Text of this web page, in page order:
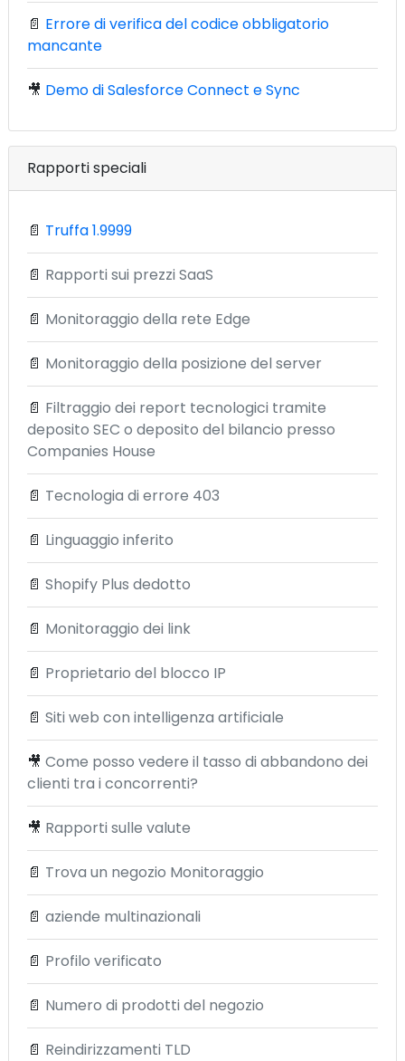
📄 Errore di verifica del codice obbligatorio
mancante
🎥 Demo di Salesforce Connect e Sync
Rapporti speciali
📄 Truffa 1.9999
📄 Rapporti sui prezzi SaaS
📄 Monitoraggio della rete Edge
📄 Monitoraggio della posizione del server
📄 Filtraggio dei report tecnologici tramite
deposito SEC o deposito del bilancio presso
Companies House
📄 Tecnologia di errore 403
📄 Linguaggio inferito
📄 Shopify Plus dedotto
📄 Monitoraggio dei link
📄 Proprietario del blocco IP
📄 Siti web con intelligenza artificiale
🎥 Come posso vedere il tasso di abbandono dei
clienti tra i concorrenti?
🎥 Rapporti sulle valute
📄 Trova un negozio Monitoraggio
📄 aziende multinazionali
📄 Profilo verificato
📄 Numero di prodotti del negozio
📄 Reindirizzamenti TLD